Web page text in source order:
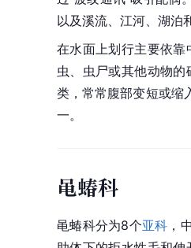
以及溪流、江河、湖泊
在水面上划行主要依
虫、虫尸或其他动物
类，常常腹部变短或缩
一。
黾蝽科
黾蝽科分为8个亚科 ，